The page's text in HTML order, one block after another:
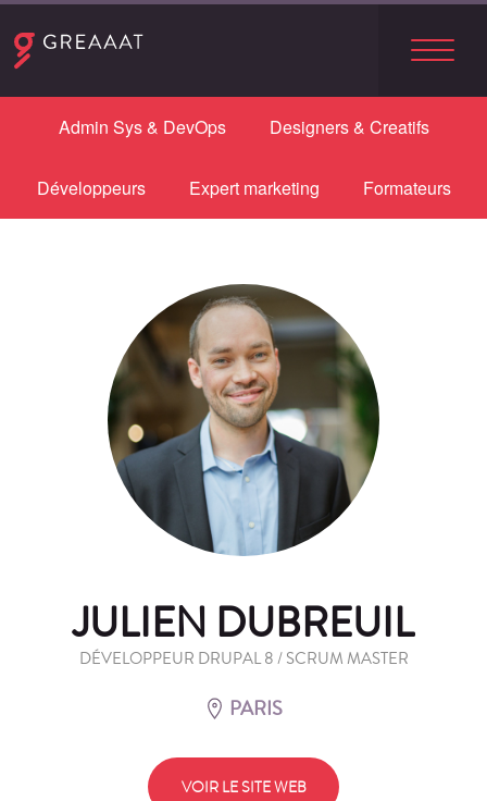
Le réseau
Les freelances
Le blog
Nous contacter
Admin Sys & DevOps Designers & Creatifs
Développeurs Expert marketing Formateurs
JULIEN DUBREUIL
DÉVELOPPEUR DRUPAL 8 / SCRUM MASTER
PARIS
VOIR LE SITE WEB